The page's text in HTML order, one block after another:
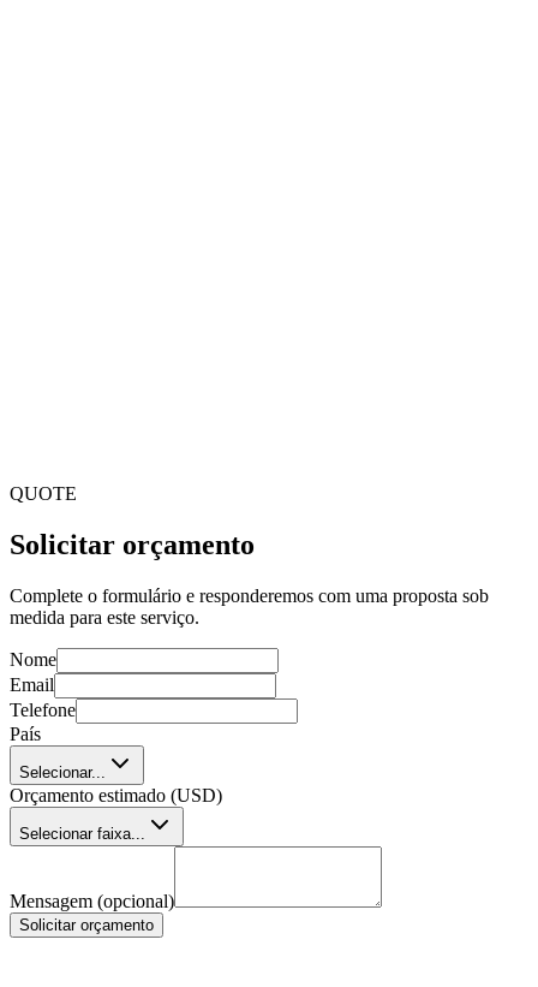
QUOTE
Solicitar orçamento
Complete o formulário e responderemos com uma proposta sob
medida para este serviço.
Nome
Email
Telefone
País
Selecionar...
Orçamento estimado (USD)
Selecionar faixa...
Mensagem (opcional)
Solicitar orçamento